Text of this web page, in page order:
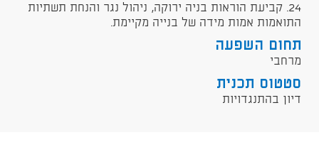
24. קביעת הוראות בניה ירוקה, ניהול נגר והנחת תשתיות
התואמות אמות מידה של בנייה מקיימת.
תחום השפעה
מרחבי
סטטוס תכנית
דיון בהתנגדויות